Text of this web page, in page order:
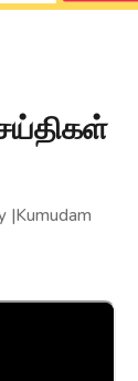
|Kumudam